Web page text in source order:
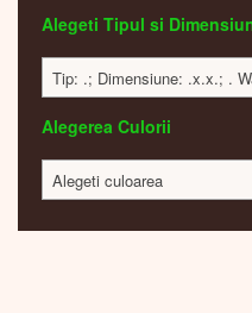
Alegeti Tipul si
Tip: .; Dimensiune: .x.x.; .
Alegerea Culorii
Alegeti culoarea